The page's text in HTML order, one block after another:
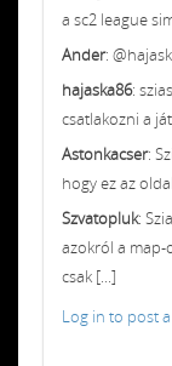
a sc2 league
Ander:
hajaska86:
csatlakozni a
Astonkacser:
hogy ez az
Szvatopluk:
azokról a map-
csak [...]
Log in to post